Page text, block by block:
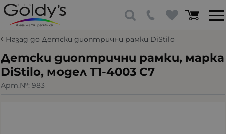
Назад до Детски диоптрични рамки DiStilo
Детски диоптрични рамки, марка
DiStilo, модел T1-4003 С7
Арт.№: 983